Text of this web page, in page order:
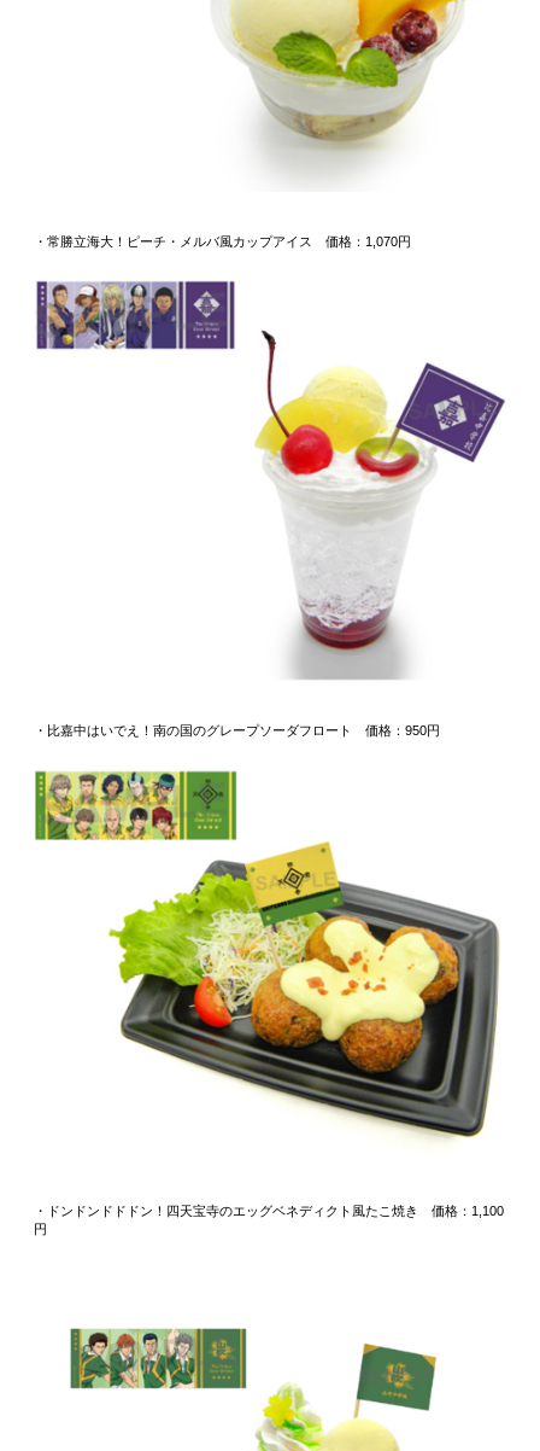
・常勝立海大！ピーチ・メルバ風カップアイス 価格：1,070円
・比嘉中はいでえ！南の国のグレープソーダフロート 価格：950円
・ドンドンドドドン！四天宝寺のエッグベネディクト風たこ焼き 価格：1,100
円